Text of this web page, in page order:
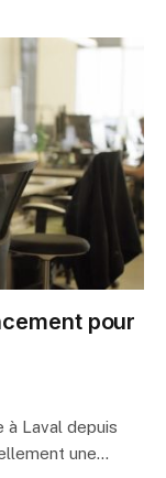
pour
à Laval depuis
une…